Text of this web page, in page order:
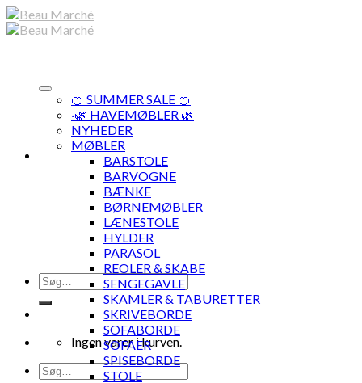
Skip
to
Søg
efter:
Ingen varer i kurven.
Søg
🍊 SUMMER SALE 🍊
·🌿 HAVEMØBLER 🌿
NYHEDER
MØBLER
BARSTOLE
BARVOGNE
BÆNKE
BØRNEMØBLER
LÆNESTOLE
HYLDER
PARASOL
REOLER & SKABE
SENGEGAVLE
SKAMLER & TABURETTER
SKRIVEBORDE
SOFABORDE
SOFAER
SPISEBORDE
STOLE